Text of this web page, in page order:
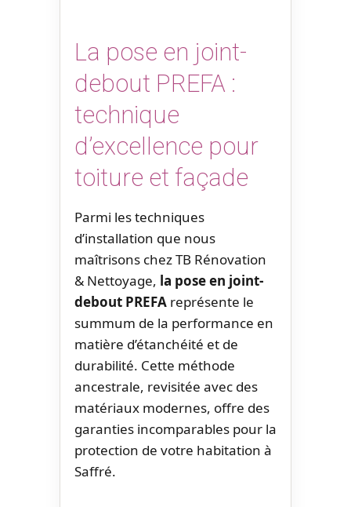
La pose en joint-
debout PREFA :
technique
d’excellence pour
toiture et façade
Parmi les techniques
d’installation que nous
maîtrisons chez TB Rénovation
& Nettoyage, la pose en joint-
debout PREFA représente le
summum de la performance en
matière d’étanchéité et de
durabilité. Cette méthode
ancestrale, revisitée avec des
matériaux modernes, offre des
garanties incomparables pour la
protection de votre habitation à
Saffré.